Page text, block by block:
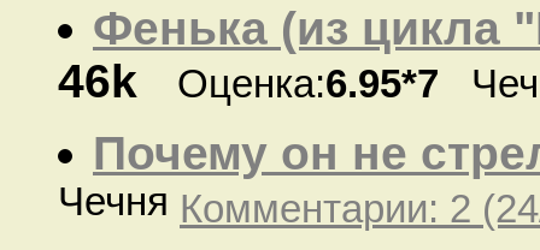
Фенька (из цикла
46k
Оценка:6.95*7
Почему он не
Чечня Комментарии: 2